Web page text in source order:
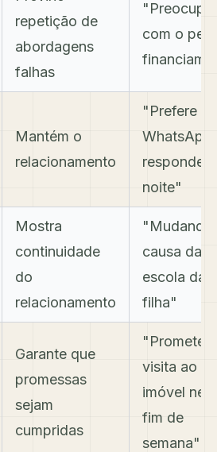
repetição de
abordagens
falhas
com o
Mantém o
relacionamento
"Prefere
WhatsApp,
responde à
noite"
Mostra
continuidade
do
relacionamento
"Mudando
causa da
escola da
filha"
Garante que
promessas
sejam
cumpridas
"Prometeu
visita ao
imóvel
fim de
semana"